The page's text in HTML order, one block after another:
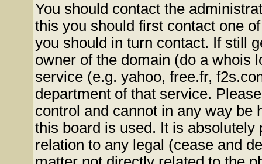
You should contact the
this you should first contact one
you should in turn contact. If still
owner of the domain (do a whois
service (e.g. yahoo, free.fr,
department of that service.
control and cannot in any way be
this board is used. It is
relation to any legal (cease and